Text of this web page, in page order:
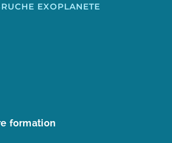
EXOPLANETE
formation